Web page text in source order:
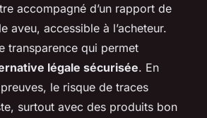
accompagné d’un rapport de
aveu, accessible à l’acheteur.
transparence qui permet
légale sécurisée. En
le risque de traces
surtout avec des produits bon